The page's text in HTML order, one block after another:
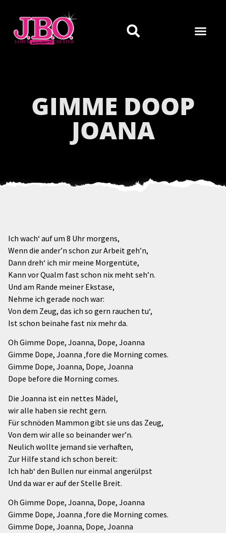
GIMME DOOP
JOANA
Ich wach‘ auf um 8 Uhr morgens,
Wenn die ander’n schon zur Arbeit geh’n,
Dann dreh‘ ich mir meine Morgentüte,
Kann vor Qualm fast schon nix meht seh’n.
Und am Rande meiner Ekstase,
Nehme ich gerade noch war:
Von dem Zeug, das ich so gern rauchen tu‘,
Ist schon beinahe fast nix mehr da.
Oh Gimme Dope, Joanna, Dope, Joanna
Gimme Dope, Joanna ‚fore die Morning comes.
Gimme Dope, Joanna, Dope, Joanna
Dope before die Morning comes.
Die Joanna ist ein nettes Mädel,
wir alle haben sie recht gern.
Für schnöden Mammon gibt sie uns das Zeug,
Von dem wir alle so beinander wer’n.
Neulich wollte jemand sie verhaften,
Zur Hilfe stand ich schon bereit:
Ich hab‘ den Bullen nur einmal angerülpst
Und da war er auf der Stelle Breit.
Oh Gimme Dope, Joanna, Dope, Joanna
Gimme Dope, Joanna ‚fore die Morning comes.
Gimme Dope, Joanna, Dope, Joanna